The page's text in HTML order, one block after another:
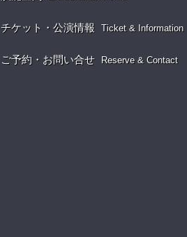
チケット・公演情報 Ticket & Information
ご予約・お問い合せ Reserve & Contact